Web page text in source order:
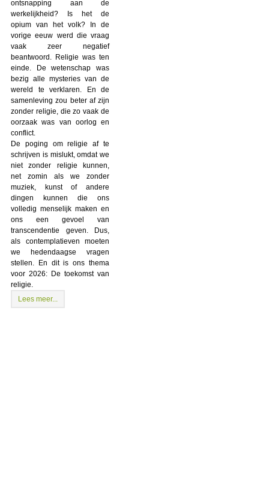
ontsnapping aan de
werkelijkheid? Is het de
opium van het volk? In de
vorige eeuw werd die vraag
vaak zeer negatief
beantwoord. Religie was ten
einde. De wetenschap was
bezig alle mysteries van de
wereld te verklaren. En de
samenleving zou beter af zijn
zonder religie, die zo vaak de
oorzaak was van oorlog en
conflict.
De poging om religie af te
schrijven is mislukt, omdat we
niet zonder religie kunnen,
net zomin als we zonder
muziek, kunst of andere
dingen kunnen die ons
volledig menselijk maken en
ons een gevoel van
transcendentie geven. Dus,
als contemplatieven moeten
we hedendaagse vragen
stellen. En dit is ons thema
voor 2026: De toekomst van
religie.
Lees meer...